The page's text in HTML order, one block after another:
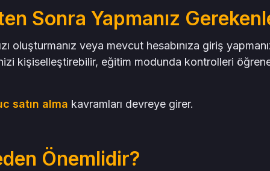
Sonra Yapmanız
oluşturmanız veya mevcut hesabınıza giriş
kişiselleştirebilir, eğitim modunda kontrolleri
satın alma kavramları devreye girer.
Önemlidir?